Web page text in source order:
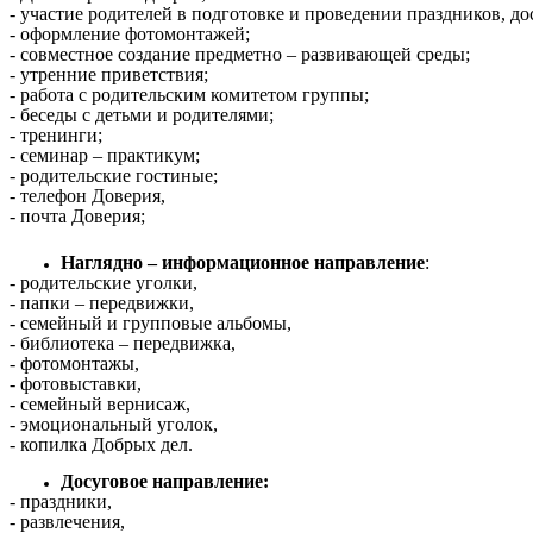
- участие родителей в подготовке и проведении праздников,
- оформление фотомонтажей;
- совместное создание предметно – развивающей среды;
- утренние приветствия;
- работа с родительским комитетом группы;
- беседы с детьми и родителями;
- тренинги;
- семинар – практикум;
- родительские гостиные;
- телефон Доверия,
- почта Доверия;
Наглядно – информационное направление:
- родительские уголки,
- папки – передвижки,
- семейный и групповые альбомы,
- библиотека – передвижка,
- фотомонтажы,
- фотовыставки,
- семейный вернисаж,
- эмоциональный уголок,
- копилка Добрых дел.
Досуговое направление:
- праздники,
- развлечения,